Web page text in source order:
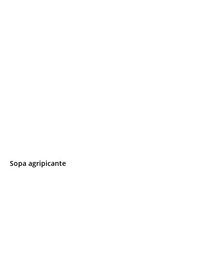
Sopa agripicante